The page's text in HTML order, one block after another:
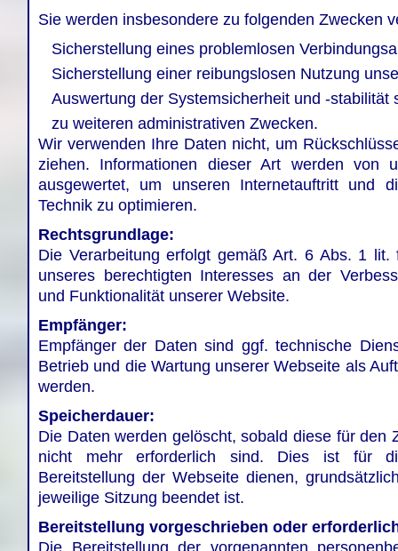
Sie werden insbesondere zu folgenden Zwecken
Sicherstellung eines problemlosen
Sicherstellung einer reibungslosen Nutzung
Auswertung der Systemsicherheit und -stabilität
zu weiteren administrativen Zwecken.
Wir verwenden Ihre Daten nicht, um
ziehen. Informationen dieser Art werden von
ausgewertet, um unseren Internetauftritt und
Technik zu optimieren.
Rechtsgrundlage:
Die Verarbeitung erfolgt gemäß Art. 6 Abs. 1
unseres berechtigten Interesses an der
und Funktionalität unserer Website.
Empfänger:
Empfänger der Daten sind ggf. technische
Betrieb und die Wartung unserer Webseite als
werden.
Speicherdauer:
Die Daten werden gelöscht, sobald diese für den
nicht mehr erforderlich sind. Dies ist für
Bereitstellung der Webseite dienen,
jeweilige Sitzung beendet ist.
Bereitstellung vorgeschrieben oder
Die Bereitstellung der vorgenannten